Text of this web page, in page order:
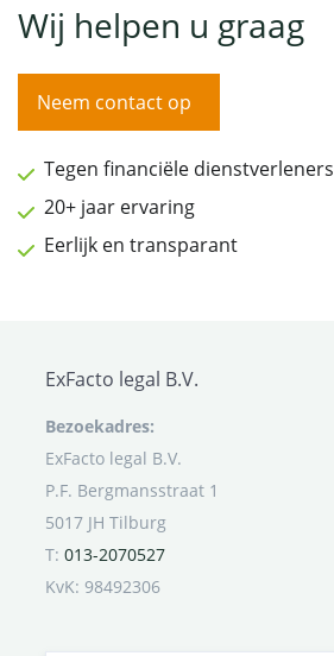
Wij helpen u graag
Neem contact op
Tegen financiële dienstverleners
20+ jaar ervaring
Eerlijk en transparant
ExFacto legal B.V.
Bezoekadres:
ExFacto legal B.V.
P.F. Bergmansstraat 1
5017 JH Tilburg
T: 013-2070527
KvK: 98492306